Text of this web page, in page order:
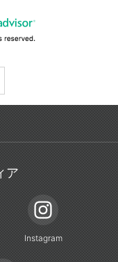
ア
Instagram